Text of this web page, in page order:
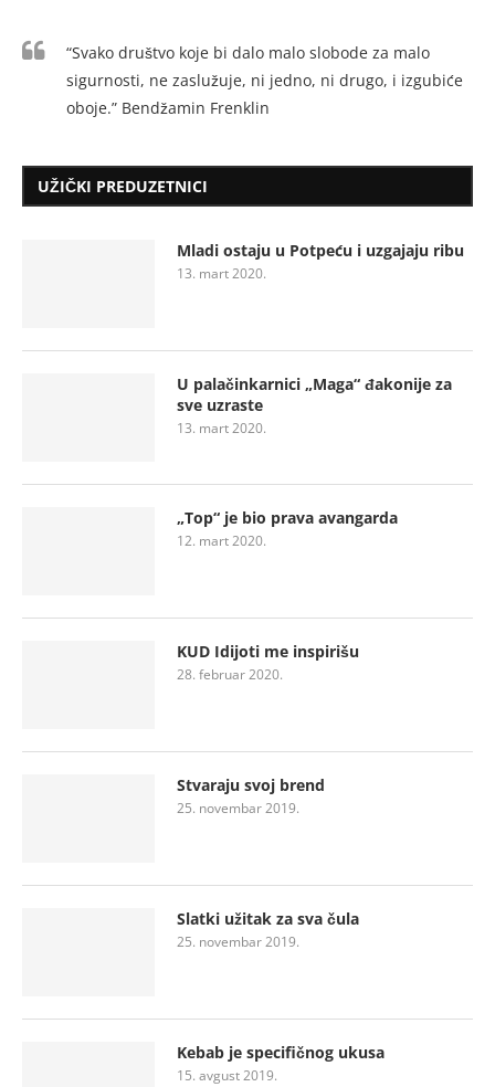
“Svako društvo koje bi dalo malo slobode za malo
sigurnosti, ne zaslužuje, ni jedno, ni drugo, i izgubiće
oboje.” Bendžamin Frenklin
UŽIČKI PREDUZETNICI
Mladi ostaju u Potpeću i uzgajaju ribu
13. mart 2020.
U palačinkarnici „Maga“ đakonije za
sve uzraste
13. mart 2020.
„Top“ je bio prava avangarda
12. mart 2020.
KUD Idijoti me inspirišu
28. februar 2020.
Stvaraju svoj brend
25. novembar 2019.
Slatki užitak za sva čula
25. novembar 2019.
Kebab je specifičnog ukusa
15. avgust 2019.